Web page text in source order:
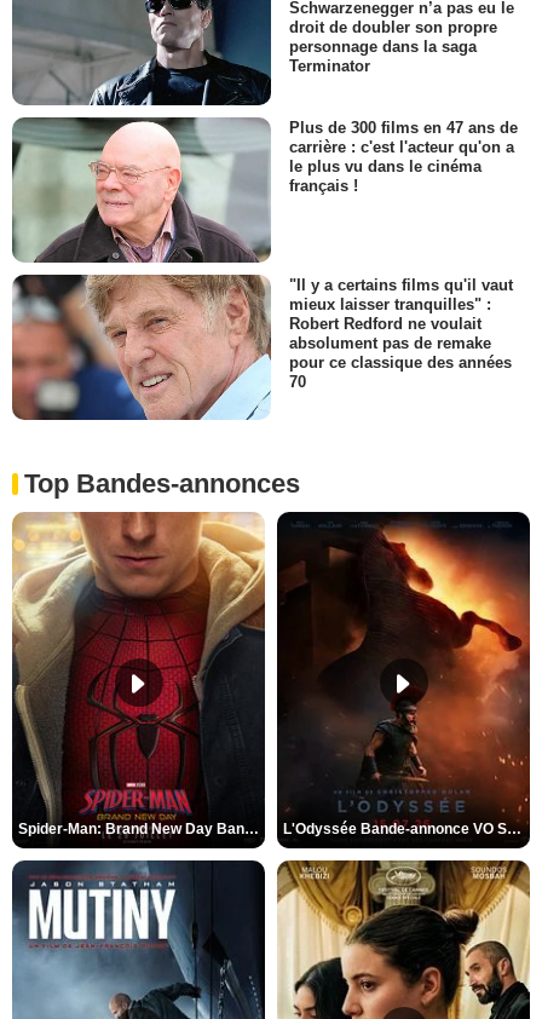
Schwarzenegger n’a pas eu le
droit de doubler son propre
personnage dans la saga
Terminator
Plus de 300 films en 47 ans de
carrière : c'est l'acteur qu'on a
le plus vu dans le cinéma
français !
"Il y a certains films qu'il vaut
mieux laisser tranquilles" :
Robert Redford ne voulait
absolument pas de remake
pour ce classique des années
70
Top Bandes-annonces
Spider-Man: Brand New Day Bande-annonce VO STFR L'Odyssée Bande-annonce VO STFR